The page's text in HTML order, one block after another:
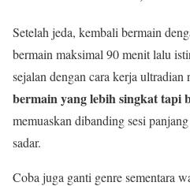
Setelah jeda, kembali bermain
bermain maksimal 90 menit lalu
sejalan dengan cara kerja ultradian
bermain yang lebih singkat tapi
memuaskan dibanding sesi
sadar.
Coba juga ganti genre sementara